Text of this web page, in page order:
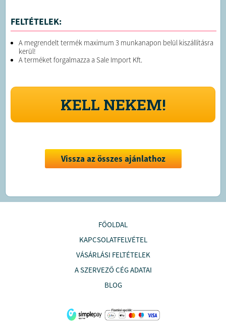
FELTÉTELEK:
A megrendelt termék maximum 3 munkanapon belül kiszállításra
kerül!
A terméket forgalmazza a Sale Import Kft.
KELL NEKEM!
Vissza az összes ajánlathoz
FŐOLDAL
KAPCSOLATFELVÉTEL
VÁSÁRLÁSI FELTÉTELEK
A SZERVEZŐ CÉG ADATAI
BLOG